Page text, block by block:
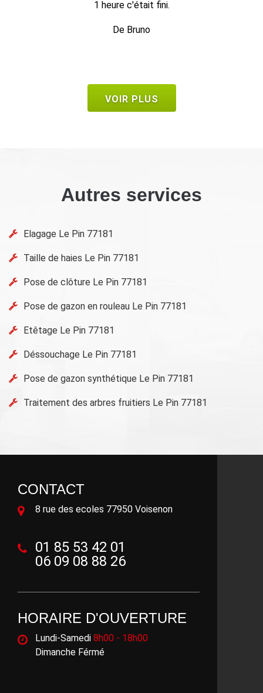
VOIR PLUS
Autres services
Elagage Le Pin 77181
Taille de haies Le Pin 77181
Pose de clôture Le Pin 77181
Pose de gazon en rouleau Le Pin 77181
Etêtage Le Pin 77181
Déssouchage Le Pin 77181
Pose de gazon synthétique Le Pin 77181
Traitement des arbres fruitiers Le Pin 77181
CONTACT
8 rue des ecoles 77950 Voisenon
01 85 53 42 01
06 09 08 88 26
HORAIRE D'OUVERTURE
Lundi-Samedi 8h00 - 18h00
Dimanche Férmé